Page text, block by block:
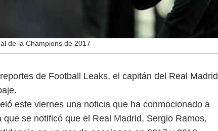
de la Champions de 2017
de Football Leaks, el capitán del Real Madrid
este viernes una noticia que ha conmocionado a
se notificó que el Real Madrid, Sergio Ramos,